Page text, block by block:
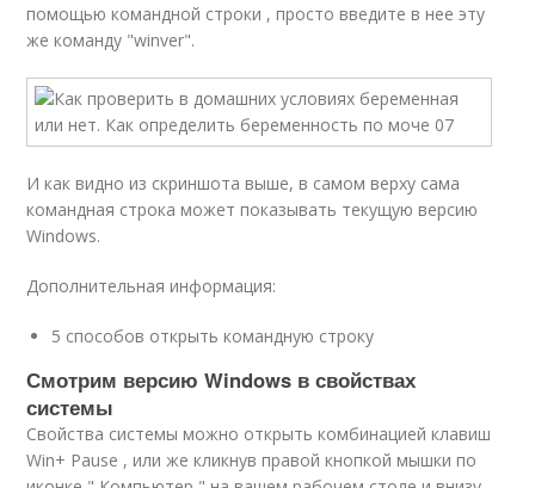
помощью командной строки , просто введите в нее эту
же команду "winver".
И как видно из скриншота выше, в самом верху сама
командная строка может показывать текущую версию
Windows.
Дополнительная информация:
5 способов открыть командную строку
Смотрим версию Windows в свойствах
системы
Свойства системы можно открыть комбинацией клавиш
Win+ Pause , или же кликнув правой кнопкой мышки по